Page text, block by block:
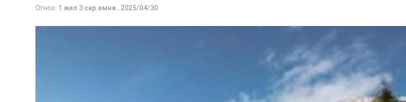
Огноо: 1 жил 3 сар.өмнө , 2025/04/30